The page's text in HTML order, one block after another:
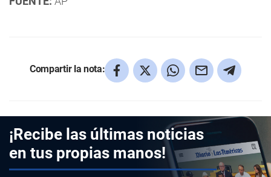
Compartir la nota:
¡Recibe las últimas noticias
en tus propias manos!